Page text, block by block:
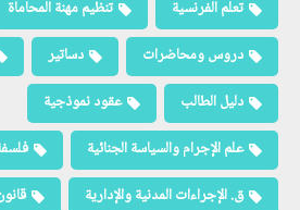
تعلم الفرنسية تنظيم مهنة المحاماة
دروس ومحاضرات
دساتير
دليل الطالب
عقود نموذجية
علم الإجرام والسياسة الجنائية
ق. الإجراءات المدنية والإدارية